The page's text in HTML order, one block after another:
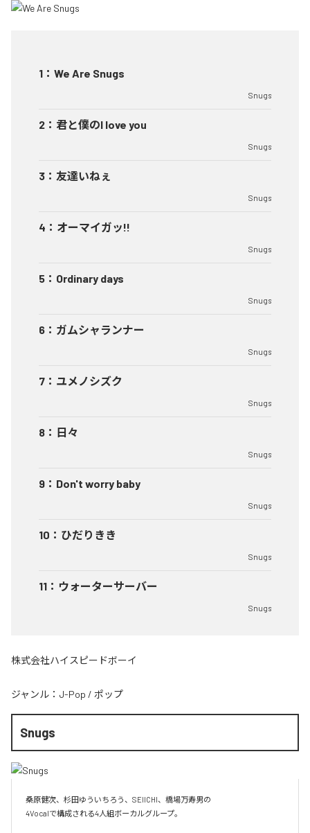
1 ： We Are Snugs
Snugs
2 ： 君と僕のI love you
Snugs
3 ： 友達いねぇ
Snugs
4 ： オーマイガッ!!
Snugs
5 ： Ordinary days
Snugs
6 ： ガムシャランナー
Snugs
7 ： ユメノシズク
Snugs
8 ： 日々
Snugs
9 ： Don't worry baby
Snugs
10 ： ひだりきき
Snugs
11 ： ウォーターサーバー
Snugs
株式会社ハイスピードボーイ
ジャンル： J-Pop / ポップ
Snugs
桑原健次、杉田ゆういちろう、SEIICHI、橋場万寿男の
4Vocalで構成される4人組ボーカルグループ。